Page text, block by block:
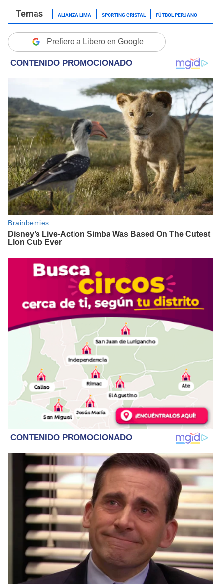
ALIANZA LIMA SPORTING CRISTAL FÚTBOL PERUANO
Prefiero a Libero en Google